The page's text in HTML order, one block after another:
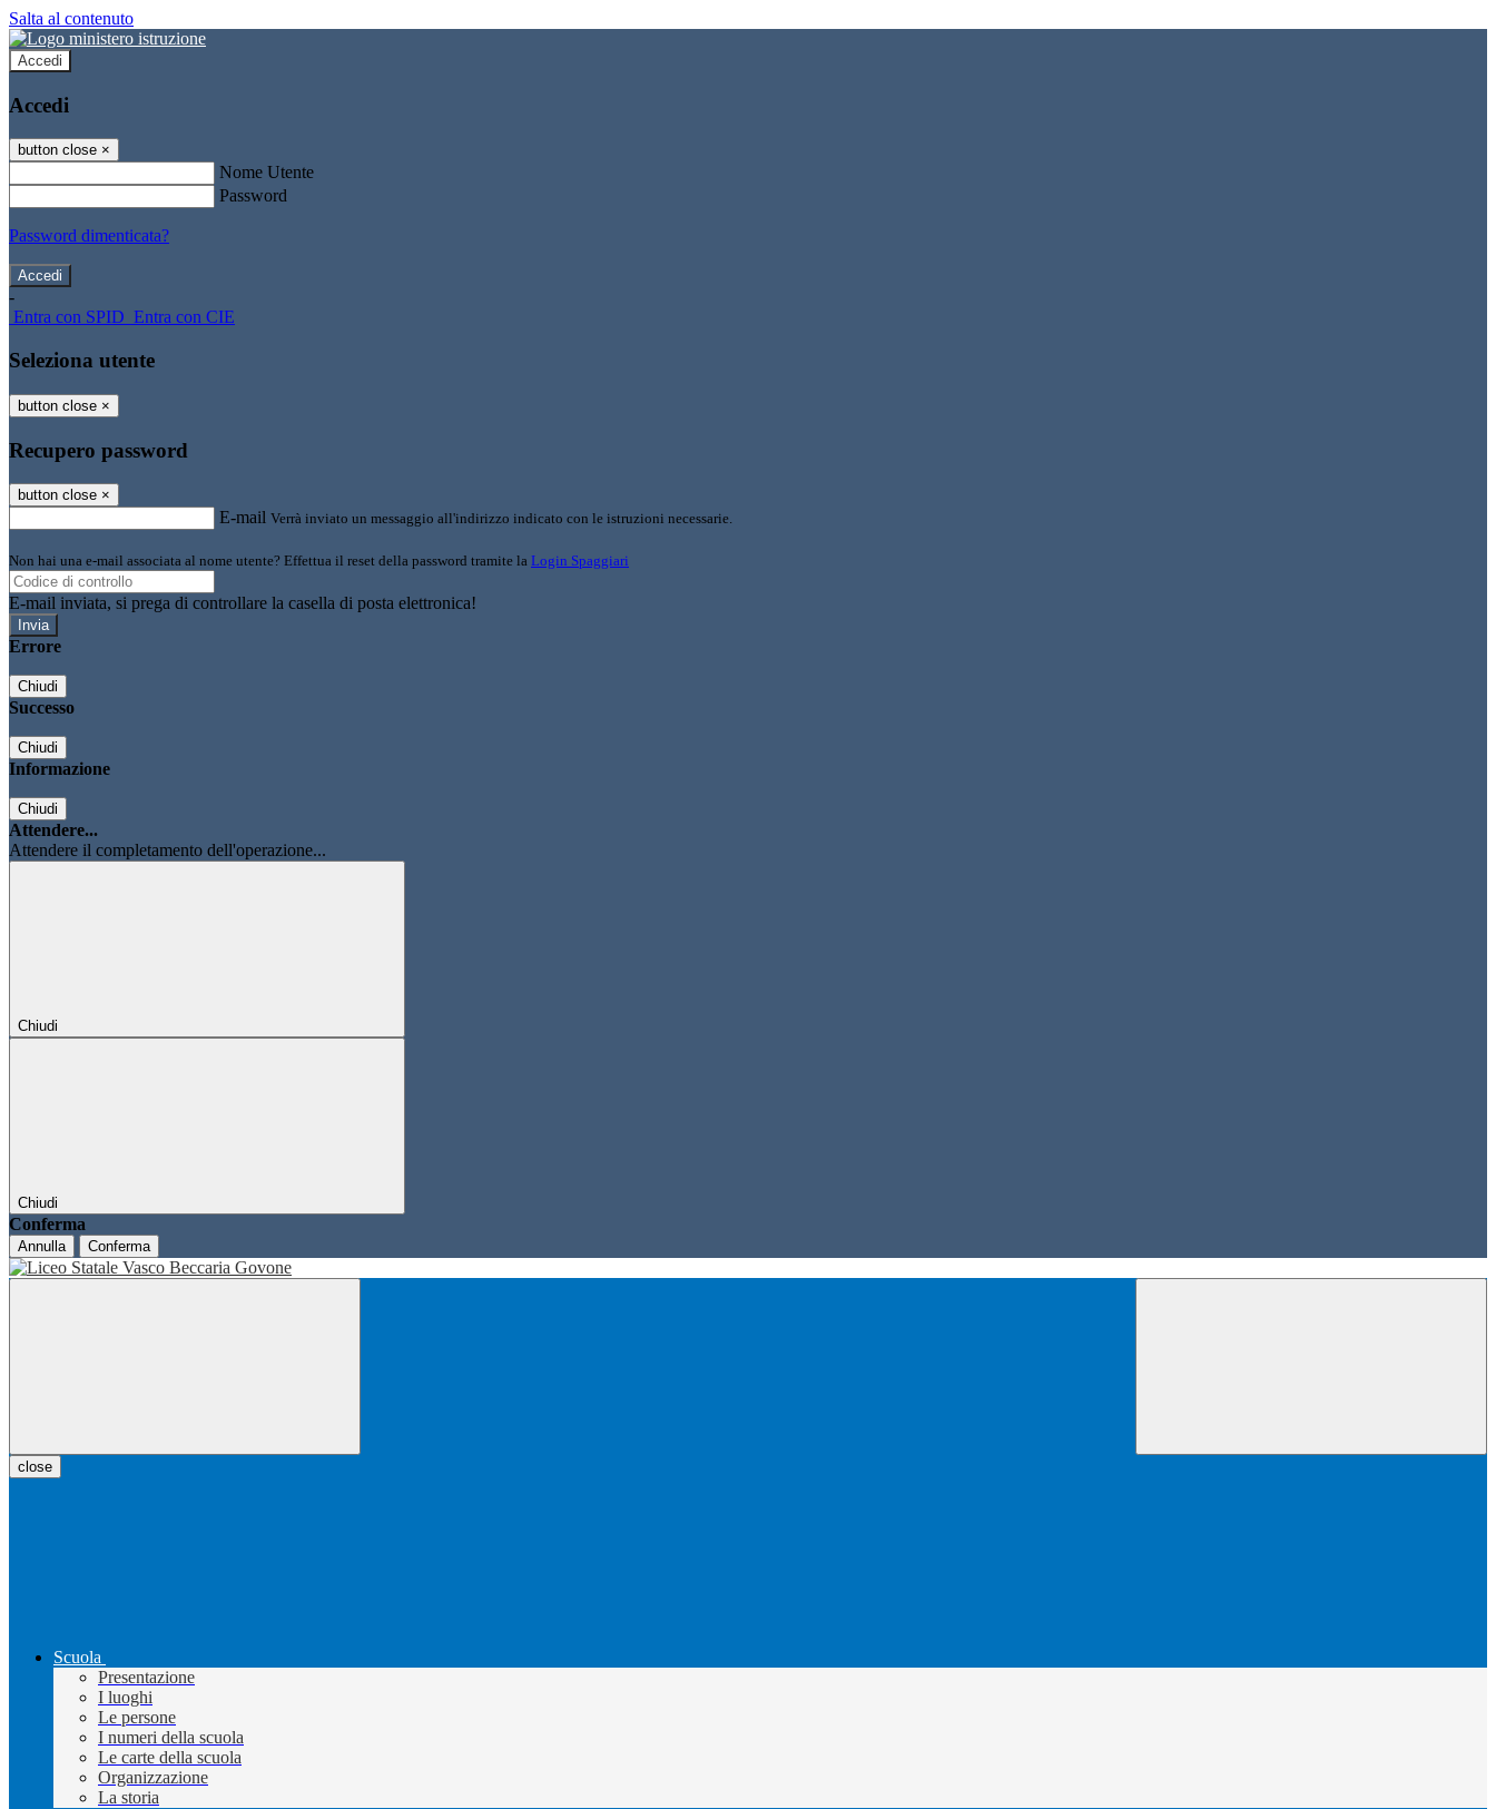
Salta al contenuto
Accedi
Accedi
button close ×
Nome Utente
Password
Password dimenticata?
-
Entra con SPID Entra con CIE
Seleziona utente
button close ×
Recupero password
button close ×
E-mail Verrà inviato un messaggio all'indirizzo indicato con le istruzioni necessarie.
Non hai una e-mail associata al nome utente? Effettua il reset della password tramite la Login Spaggiari
E-mail inviata, si prega di controllare la casella di posta elettronica!
Errore
Chiudi
Successo
Chiudi
Informazione
Chiudi
Attendere...
Attendere il completamento dell'operazione...
Chiudi
Chiudi
Conferma
Annulla Conferma
close
Scuola
Presentazione
I luoghi
Le persone
I numeri della scuola
Le carte della scuola
Organizzazione
La storia